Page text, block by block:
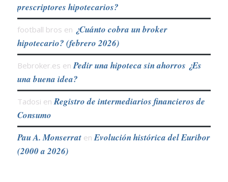
prescriptores hipotecarios?
football bros en ¿Cuánto cobra un broker
hipotecario? (febrero 2026)
Bebroker.es en Pedir una hipoteca sin ahorros ¿Es
una buena idea?
Tadosi en Registro de intermediarios financieros de
Consumo
Pau A. Monserraten Evolución histórica del Euribor
(2000 a 2026)